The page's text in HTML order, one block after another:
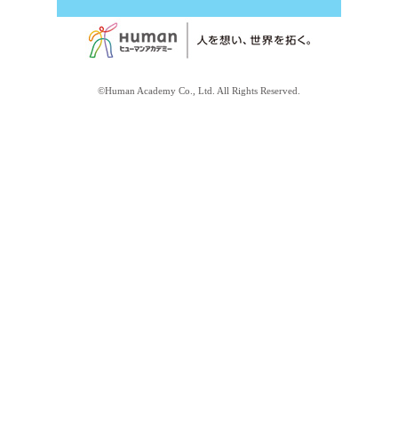
©Human Academy Co., Ltd. All Rights Reserved.